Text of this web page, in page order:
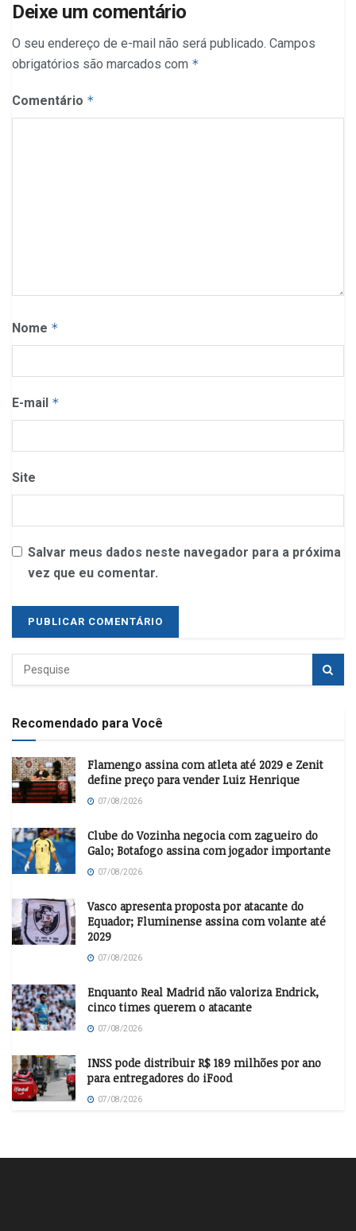
Deixe um comentário
O seu endereço de e-mail não será publicado. Campos
obrigatórios são marcados com *
Comentário *
Nome *
E-mail *
Site
Salvar meus dados neste navegador para a próxima
vez que eu comentar.
Recomendado para Você
Flamengo assina com atleta até 2029 e Zenit
define preço para vender Luiz Henrique
07/08/2026
Clube do Vozinha negocia com zagueiro do
Galo; Botafogo assina com jogador importante
07/08/2026
Vasco apresenta proposta por atacante do
Equador; Fluminense assina com volante até
2029
07/08/2026
Enquanto Real Madrid não valoriza Endrick,
cinco times querem o atacante
07/08/2026
INSS pode distribuir R$ 189 milhões por ano
para entregadores do iFood
07/08/2026